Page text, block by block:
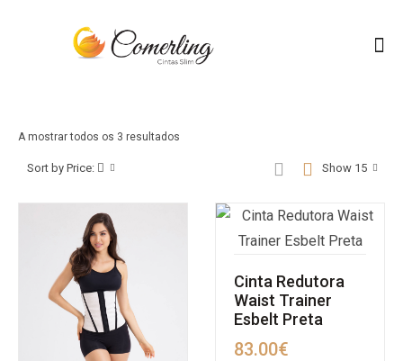
A mostrar todos os 3 resultados
Show 15
Sort by Price:
Cinta Redutora
Waist Trainer
Esbelt Preta
83.00€